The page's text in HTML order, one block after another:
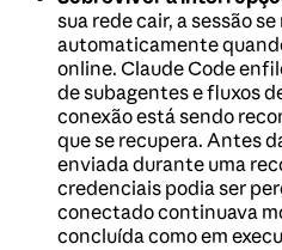
sua rede cair, a sessão
automaticamente
online. Claude Code
de subagentes e fluxos
conexão está sendo
que se recupera. Antes
enviada durante uma
credenciais podia ser
conectado continuava
concluída como em